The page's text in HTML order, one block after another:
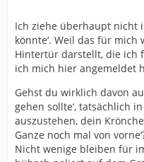
Ich ziehe überhaupt nicht
könnte‘. Weil das für
Hintertür darstellt, die ich
ich mich hier angemeldet
Gehst du wirklich davon
gehen sollte‘, tatsächlich
auszustehen, dein
Ganze noch mal von
Nicht wenige bleiben für